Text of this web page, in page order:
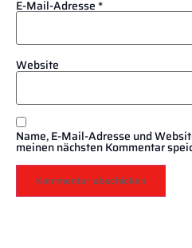
E-Mail-Adresse *
Website
Name, E-Mail-Adresse und
meinen nächsten Kommentar